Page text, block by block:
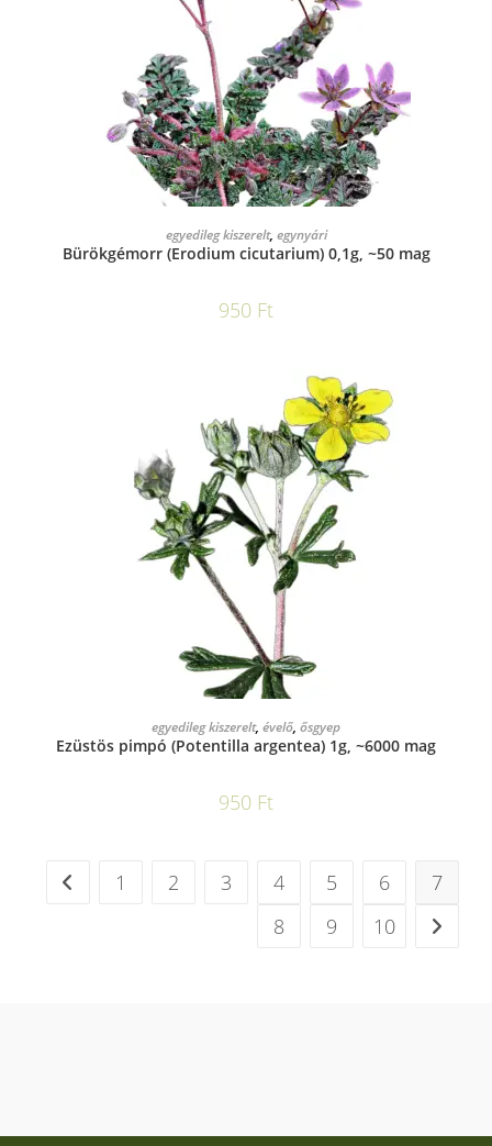
KOSÁRBA TESZEM
egyedileg kiszerelt, egynyári
Bürökgémorr (Erodium cicutarium) 0,1g, ~50 mag
950 Ft
KOSÁRBA TESZEM
egyedileg kiszerelt, évelő, ősgyep
Ezüstös pimpó (Potentilla argentea) 1g, ~6000 mag
950 Ft
1 2 3 4 5 6
7
8
9 10